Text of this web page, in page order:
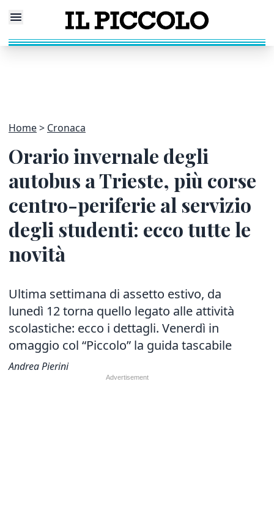
Home Cronaca
Orario invernale degli
autobus a Trieste, più corse
centro-periferie al servizio
degli studenti: ecco tutte le
novità
Ultima settimana di assetto estivo, da
lunedì 12 torna quello legato alle attività
scolastiche: ecco i dettagli. Venerdì in
omaggio col “Piccolo” la guida tascabile
Andrea Pierini